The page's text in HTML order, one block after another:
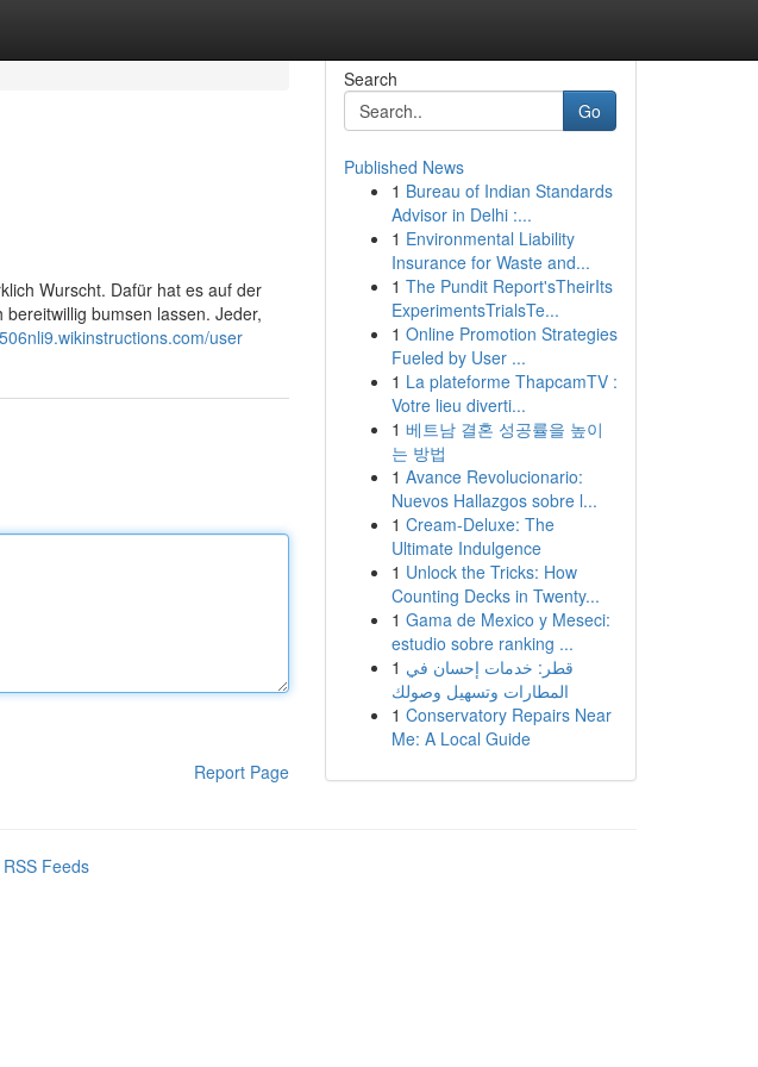
Wurscht. Dafür hat es auf der
bumsen lassen. Jeder,
user
Report Page
Search
Go
Published News
1 Bureau of Indian Standards
Advisor in Delhi :...
1 Environmental Liability
Insurance for Waste and...
1 The Pundit Report'sTheirIts
ExperimentsTrialsTe...
1 Online Promotion Strategies
Fueled by User ...
1 La plateforme ThapcamTV :
Votre lieu diverti...
1 베트남 결혼 성공률을 높이
는 방법
1 Avance Revolucionario:
Nuevos Hallazgos sobre l...
1 Cream-Deluxe: The
Ultimate Indulgence
1 Unlock the Tricks: How
Counting Decks in Twenty...
1 Gama de Mexico y Meseci:
estudio sobre ranking ...
1 قطر: خدمات إحسان في
المطارات وتسهيل وصولك
1 Conservatory Repairs Near
Me: A Local Guide
Feeds